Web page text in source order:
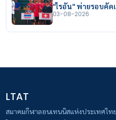
"ไรอัน" พ่ายรอบคัด
03-08-2026
LTAT
สมาคมกีฬาลอนเทนนิสแห่งประเทศไทย